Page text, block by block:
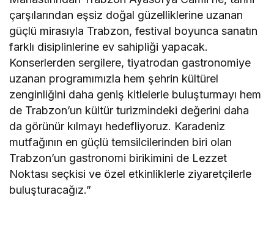
çarşılarından eşsiz doğal güzelliklerine uzanan
güçlü mirasıyla Trabzon, festival boyunca sanatın
farklı disiplinlerine ev sahipliği yapacak.
Konserlerden sergilere, tiyatrodan gastronomiye
uzanan programımızla hem şehrin kültürel
zenginliğini daha geniş kitlelerle buluşturmayı hem
de Trabzon’un kültür turizmindeki değerini daha
da görünür kılmayı hedefliyoruz. Karadeniz
mutfağının en güçlü temsilcilerinden biri olan
Trabzon’un gastronomi birikimini de Lezzet
Noktası seçkisi ve özel etkinliklerle ziyaretçilerle
buluşturacağız.”